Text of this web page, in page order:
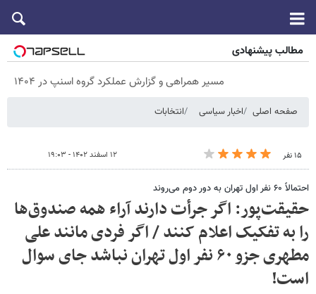
مطالب پیشنهادی
مسیر همراهی و گزارش عملکرد گروه اسنپ در ۱۴۰۴
صفحه اصلی اخبار سیاسی انتخابات
۱۵ نفر ۱۲ اسفند ۱۴۰۲ - ۱۹:۰۳
احتمالاً ۶۰ نفر اول تهران به دور دوم می‌روند
حقیقت‌پور: اگر جرأت دارند آراء همه صندوق‌ها
را به تفکیک اعلام کنند / اگر فردی مانند علی
مطهری جزو ۶۰ نفر اول تهران نباشد جای سوال
است!